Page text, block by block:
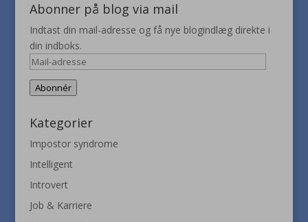
Abonner på blog via mail
Indtast din mail-adresse og få nye blogindlæg direkte i
din indboks.
Mail-
adresse
Abonnér
Kategorier
Impostor syndrome
Intelligent
Introvert
Job & Karriere